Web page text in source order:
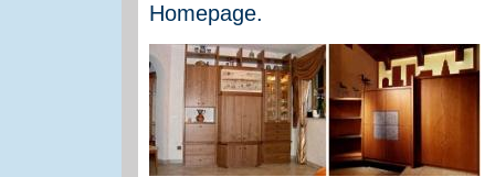
Homepage.